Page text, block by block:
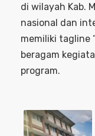
di wilayah Kab.
nasional dan
memiliki tagline
beragam
program.